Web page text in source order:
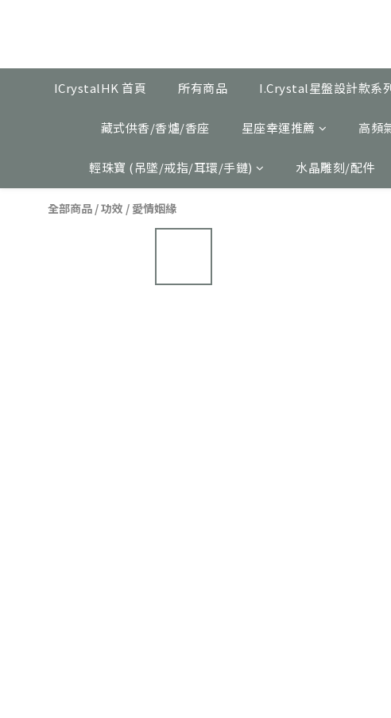
ICrystalHK 首頁 所有商品 I.Crystal星盤設計款系
藏式供香/香爐/香座 星座幸運推薦 高頻
輕珠寶 (吊墜/戒指/耳環/手鏈) 水晶雕刻/配件
全部商品 /功效 / 愛情姻緣